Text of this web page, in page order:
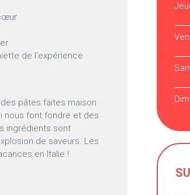
de l’expérience
pâtes faites maison
nous font fondre et des
ingrédients sont
de saveurs. Les
en Italie !